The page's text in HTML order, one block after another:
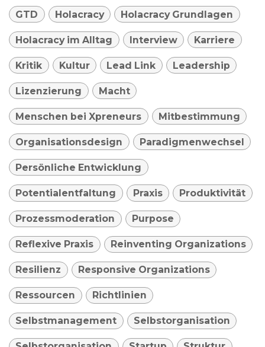
GTD Holacracy Holacracy Grundlagen
Holacracy im Alltag Interview Karriere
Kritik Kultur Lead Link Leadership
Lizenzierung Macht
Menschen bei Xpreneurs Mitbestimmung
Organisationsdesign Paradigmenwechsel
Persönliche Entwicklung
Potentialentfaltung Praxis Produktivität
Prozessmoderation Purpose
Reflexive Praxis Reinventing Organizations
Resilienz Responsive Organizations
Ressourcen Richtlinien
Selbstmanagement Selbstorganisation